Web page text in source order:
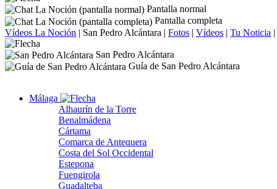
Pantalla normal
Pantalla completa
Vídeos La Noción | San Pedro Alcántara | Fotos | Vídeos | Tu Noticia |
San Pedro Alcántara
Guía de San Pedro Alcántara
Málaga
Alhaurín de la Torre
Benalmádena
Cártama
Comarca de Antequera
Costa del Sol Occidental
Estepona
Fuengirola
Guadalteba